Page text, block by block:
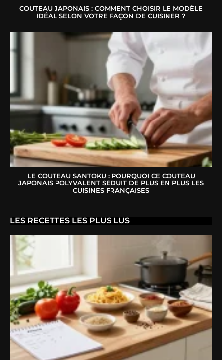
COUTEAU JAPONAIS : COMMENT CHOISIR LE MODÈLE
IDÉAL SELON VOTRE FAÇON DE CUISINER ?
LE COUTEAU SANTOKU : POURQUOI CE COUTEAU
JAPONAIS POLYVALENT SÉDUIT DE PLUS EN PLUS LES
CUISINES FRANÇAISES
LES RECETTES LES PLUS LUS